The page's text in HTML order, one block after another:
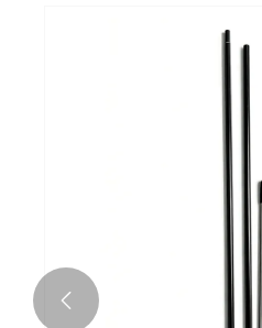
